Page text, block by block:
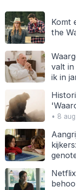
Komt
the
valt in
ik in
• 8